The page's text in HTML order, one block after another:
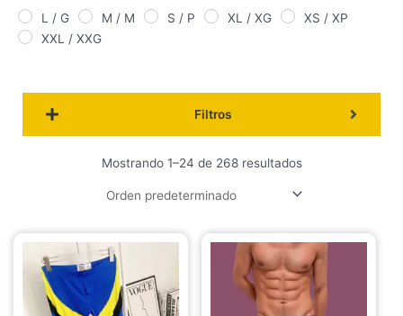
L / G M / M S / P XL / XG
XS / XP
XXL / XXG
Filtros
Mostrando 1–24 de 268 resultados
Este
producto
tiene
múltiples
Este
producto
tiene
múltiples